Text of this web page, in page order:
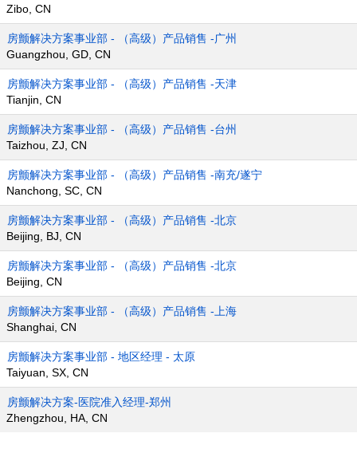
Zibo, CN
房颤解决方案事业部 - （高级）产品销售 -广州
Guangzhou, GD, CN
房颤解决方案事业部 - （高级）产品销售 -天津
Tianjin, CN
房颤解决方案事业部 - （高级）产品销售 -台州
Taizhou, ZJ, CN
房颤解决方案事业部 - （高级）产品销售 -南充/遂宁
Nanchong, SC, CN
房颤解决方案事业部 - （高级）产品销售 -北京
Beijing, BJ, CN
房颤解决方案事业部 - （高级）产品销售 -北京
Beijing, CN
房颤解决方案事业部 - （高级）产品销售 -上海
Shanghai, CN
房颤解决方案事业部 - 地区经理 - 太原
Taiyuan, SX, CN
房颤解决方案-医院准入经理-郑州
Zhengzhou, HA, CN